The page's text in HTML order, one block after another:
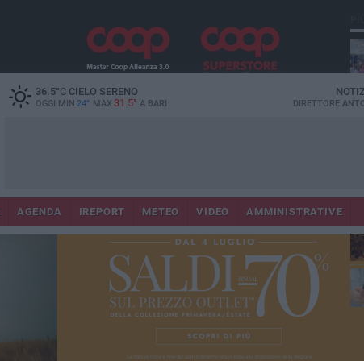
36.5°CCIELO SERENO
OGGI MIN 24° MAX 31.5° A BARI DIRETTORE
AGENDA IREPORT METEO VIDEO AMMINISTRATIVE